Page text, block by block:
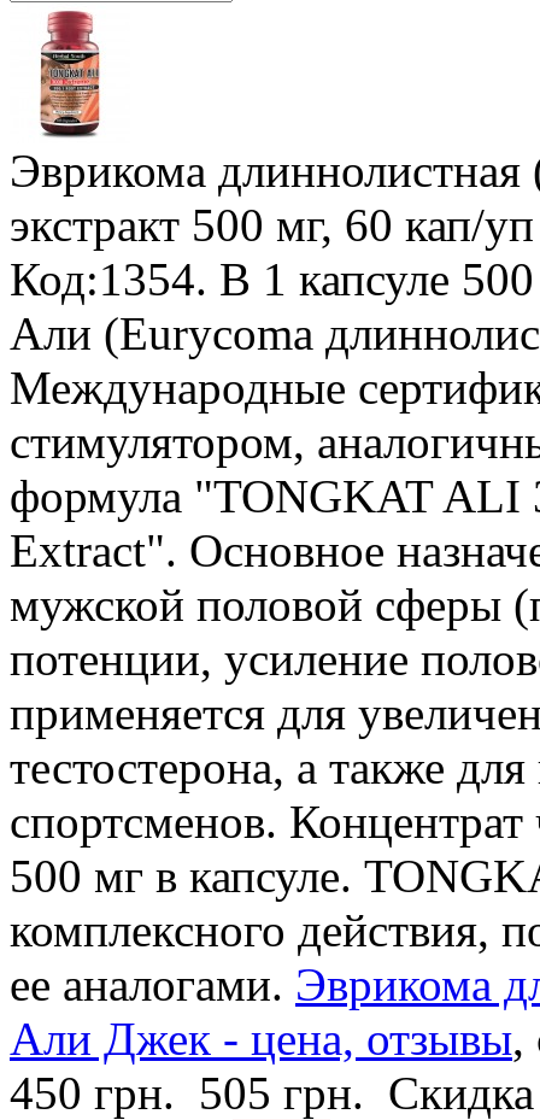
Эврикома длиннолистная
экстракт 500 мг, 60 кап/уп
Код:1354. В 1 капсуле
Али (Eurycoma
Международные
стимулятором,
формула "TONGKAT ALI
Extract". Основное
мужской половой сферы
потенции, усиление
применяется для
тестостерона, а также
спортсменов.
500 мг в капсуле.
комплексного действия,
ее аналогами. Эврикома
Али Джек - цена, отзывы,
450 грн. 505 грн.